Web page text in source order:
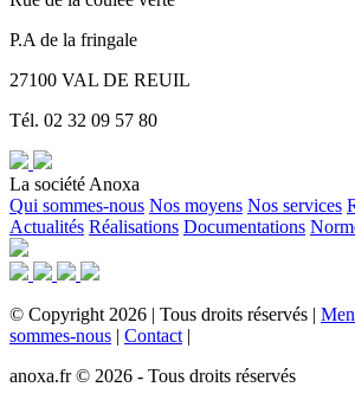
P.A de la fringale
27100 VAL DE REUIL
Tél. 02 32 09 57 80
La société Anoxa
Qui sommes-nous Nos moyens Nos services
Actualités Réalisations Documentations
© Copyright 2026 | Tous droits réservés |
sommes-nous | Contact |
anoxa.fr © 2026 - Tous droits réservés